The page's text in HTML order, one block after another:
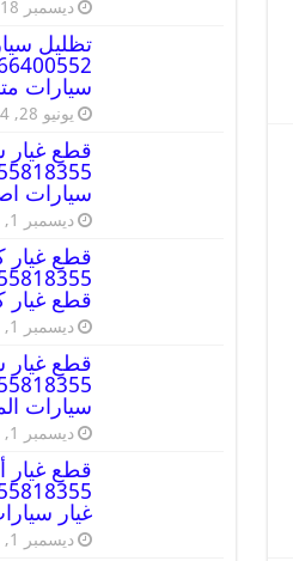
ديسمبر 18, 2024
تظليل
سيارات
يونيو 28, 2024
قطع غيار
سيارات
ديسمبر 1, 2023
قطع غيار
قطع غيار
ديسمبر 1, 2023
قطع غيار
سيارات
ديسمبر 1, 2023
غيار
ديسمبر 1, 2023